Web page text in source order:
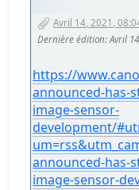
Avril 14, 2021,
Dernière édition: Avril
https://
announced-has-
image-sensor-
development/
announced-has-
image-sensor-